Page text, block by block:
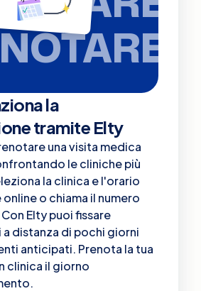
la
tramite Elty
una visita medica
le cliniche più
la clinica e l'orario
o chiama il numero
Elty puoi fissare
distanza di pochi giorni
anticipati. Prenota la tua
clinica il giorno